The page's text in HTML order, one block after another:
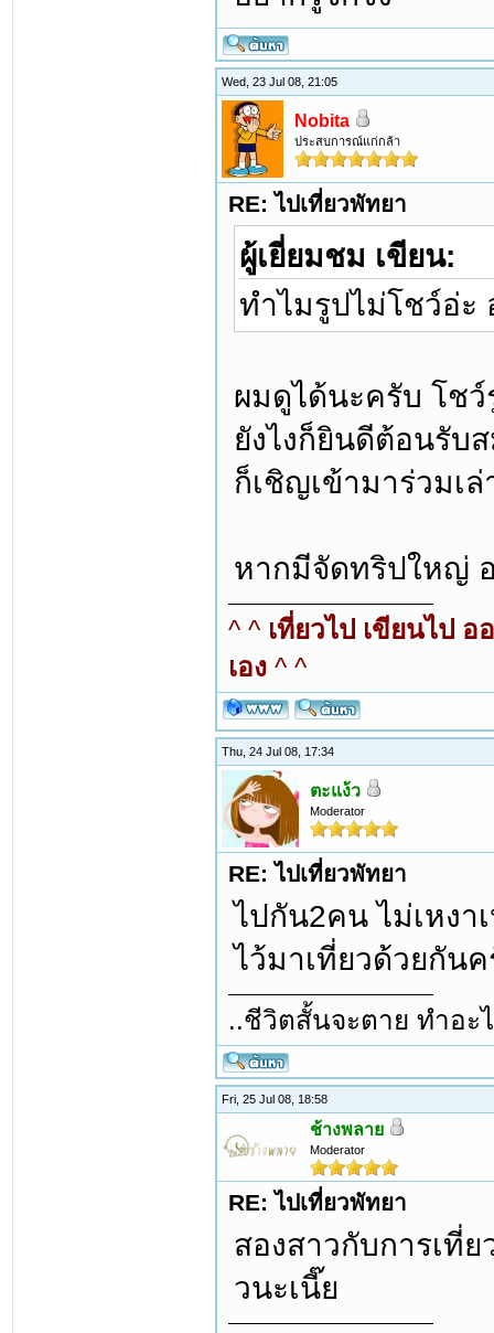
Wed, 23 Jul 08, 21:05
Nobita
ประสบการณ์แก่กล้า
RE: ไปเที่ยวพัทยา
ผู้เยี่ยมชม เขียน:
ทำไมรูปไม่โชว์อ่ะ
ผมดูได้นะครับ โชว์
ยังไงก็ยินดีต้อนรับ
ก็เชิญเข้ามาร่วมเ
หากมีจัดทริปใหญ่
^ ^ เที่ยวไป เขียนไป
เอง ^ ^
Thu, 24 Jul 08, 17:34
ตะแง้ว
Moderator
RE: ไปเที่ยวพัทยา
ไปกัน2คน ไม่เหงา
ไว้มาเที่ยวด้วยกัน
..ชีวิตสั้นจะตาย ทำอะ
Fri, 25 Jul 08, 18:58
ช้างพลาย
Moderator
RE: ไปเที่ยวพัทยา
สองสาวกับการเที่
วนะเนี๊ย